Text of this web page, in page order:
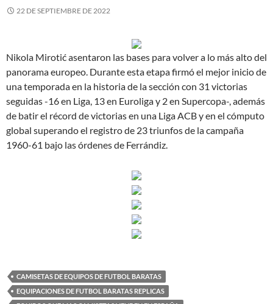
22 DE SEPTIEMBRE DE 2022
Nikola Mirotić asentaron las bases para volver a lo más alto del
panorama europeo. Durante esta etapa firmó el mejor inicio de
una temporada en la historia de la sección con 31 victorias
seguidas -16 en Liga, 13 en Euroliga y 2 en Supercopa-, además
de batir el récord de victorias en una Liga ACB y en el cómputo
global superando el registro de 23 triunfos de la campaña
1960-61 bajo las órdenes de Ferrándiz.
CAMISETAS DE EQUIPOS DE FUTBOL BARATAS
EQUIPACIONES DE FUTBOL BARATAS REPLICAS